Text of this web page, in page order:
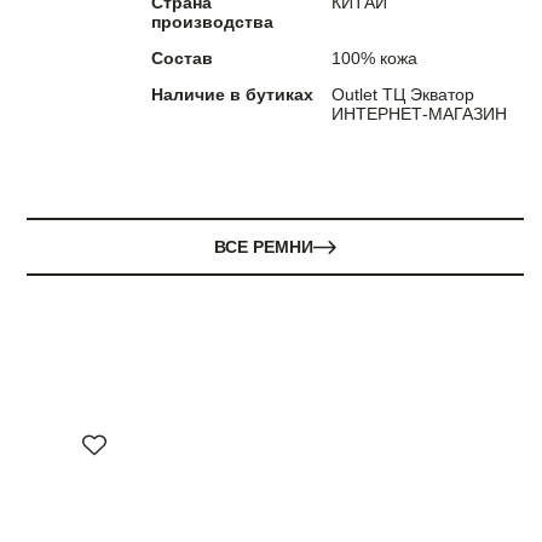
производства
Состав
100% кожа
Наличие в бутиках
Outlet ТЦ Экватор
ИНТЕРНЕТ-МАГАЗИН
ВСЕ РЕМНИ